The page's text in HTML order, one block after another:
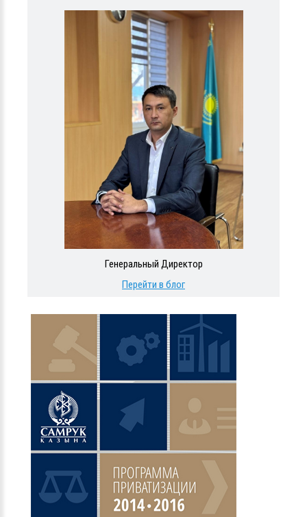
Генеральный Директор
Перейти в блог